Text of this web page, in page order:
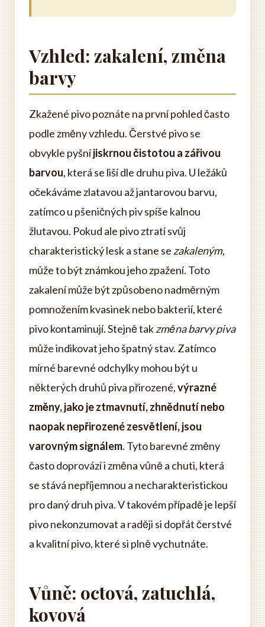
Vzhled: zakalení, změna
barvy
Zkažené pivo poznáte na první pohled často
podle změny vzhledu. Čerstvé pivo se
obvykle pyšníjiskrnou čistotou a zářivou
barvou, která se liší dle druhu piva. U ležáků
očekáváme zlatavou až jantarovou barvu,
zatímco u pšeničných piv spíše kalnou
žlutavou. Pokud ale pivo ztratí svůj
charakteristický lesk a stane se zakaleným,
může to být známkou jeho zpažení. Toto
zakalení může být způsobeno nadměrným
pomnožením kvasinek nebo bakterií, které
pivo kontaminují. Stejně takzměna barvy piva
může indikovat jeho špatný stav. Zatímco
mírné barevné odchylky mohou být u
některých druhů piva přirozené,výrazné
změny, jako je ztmavnutí, zhnědnutí nebo
naopak nepřirozené zesvětlení, jsou
varovným signálem. Tyto barevné změny
často doprovází i změna vůně a chuti, která
se stává nepříjemnou a necharakteristickou
pro daný druh piva. V takovém případě je lepší
pivo nekonzumovat a raději si dopřát čerstvé
a kvalitní pivo, které si plně vychutnáte.
Vůně: octová, zatuchlá,
kovová